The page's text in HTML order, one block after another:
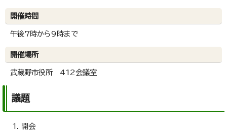
開催時間
午後7時から9時まで
開催場所
武蔵野市役所 412会議室
議題
開会